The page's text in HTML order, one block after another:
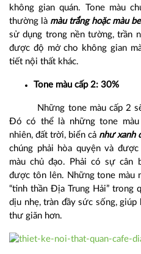
không gian quán. Tone màu
thường là màu trắng hoặc màu be
sử dụng trong nền tường, trần
được độ mở cho không gian
tiết nội thất khác.
Tone màu cấp 2: 30%
Những tone màu cấp 2 sẽ
Đó có thể là những tone
nhiên, đất trời, biển cả như xanh
chúng phải hòa quyện và
màu chủ đạo. Phải có sự cân
được tôn lên. Những tone màu
“tinh thần Địa Trung Hải” trong
dịu nhẹ, tràn đầy sức sống, giúp
thư giãn hơn.